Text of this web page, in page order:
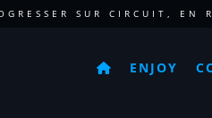
SUR CIRCUIT, EN
ENJOY